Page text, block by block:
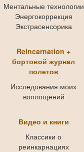
Ментальные технологии
Энергокоррекция
Экстрасенсорика
Reincarnation +
бортовой журнал
полетов
Исследования моих
воплощений
Видео и книги
Классики о
реинкарнациях